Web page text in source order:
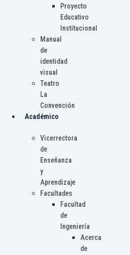
Proyecto
Educativo
Institucional
Manual
de
identidad
visual
Teatro
La
Convención
Académico
Vicerrectora
de
Enseñanza
y
Aprendizaje
Facultades
Facultad
de
Ingeniería
Acerca
de